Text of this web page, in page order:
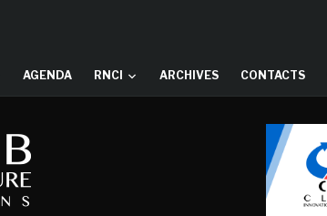
AGENDA RNCI ARCHIVES CONTACTS